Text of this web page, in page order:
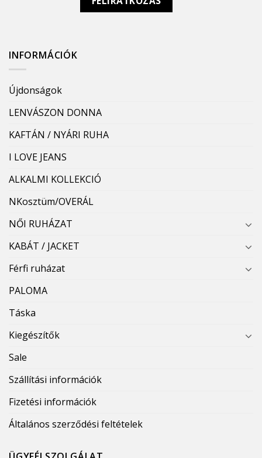
INFORMÁCIÓK
Újdonságok
LENVÁSZON DONNA
KAFTÁN / NYÁRI RUHA
I LOVE JEANS
ALKALMI KOLLEKCIÓ
NKosztüm/OVERÁL
NŐI RUHÁZAT
KABÁT / JACKET
Férfi ruházat
PALOMA
Táska
Kiegészítők
Sale
Szállítási információk
Fizetési információk
Általános szerződési feltételek